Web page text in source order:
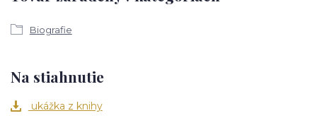
Biografie
Na stiahnutie
ukážka z knihy